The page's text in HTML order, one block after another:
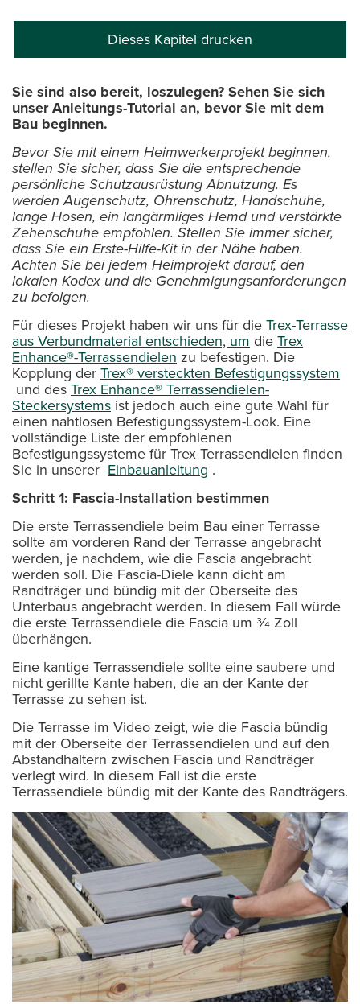
Dieses Kapitel drucken
Sie sind also bereit, loszulegen? Sehen Sie sich
unser Anleitungs-Tutorial an, bevor Sie mit dem
Bau beginnen.
Bevor Sie mit einem Heimwerkerprojekt beginnen,
stellen Sie sicher, dass Sie die entsprechende
persönliche Schutzausrüstung Abnutzung. Es
werden Augenschutz, Ohrenschutz, Handschuhe,
lange Hosen, ein langärmliges Hemd und verstärkte
Zehenschuhe empfohlen. Stellen Sie immer sicher,
dass Sie ein Erste-Hilfe-Kit in der Nähe haben.
Achten Sie bei jedem Heimprojekt darauf, den
lokalen Kodex und die Genehmigungsanforderungen
zu befolgen.
Für dieses Projekt haben wir uns für dieTrex-Terrasse
aus Verbundmaterial entschieden, umdieTrex
Enhance®-Terrassendielen zu befestigen. Die
Kopplung derTrex® versteckten Befestigungssystem
und desTrex Enhance® Terrassendielen-
Steckersystems ist jedoch auch eine gute Wahl für
einen nahtlosen Befestigungssystem-Look. Eine
vollständige Liste der empfohlenen
Befestigungssysteme für Trex Terrassendielen finden
Sie in unserer Einbauanleitung .
Schritt 1: Fascia-Installation bestimmen
Die erste Terrassendiele beim Bau einer Terrasse
sollte am vorderen Rand der Terrasse angebracht
werden, je nachdem, wie die Fascia angebracht
werden soll. Die Fascia-Diele kann dicht am
Randträger und bündig mit der Oberseite des
Unterbaus angebracht werden. In diesem Fall würde
die erste Terrassendiele die Fascia um 3⁄4 Zoll
überhängen.
Eine kantige Terrassendiele sollte eine saubere und
nicht gerillte Kante haben, die an der Kante der
Terrasse zu sehen ist.
Die Terrasse im Video zeigt, wie die Fascia bündig
mit der Oberseite der Terrassendielen und auf den
Abstandhaltern zwischen Fascia und Randträger
verlegt wird. In diesem Fall ist die erste
Terrassendiele bündig mit der Kante des Randträgers.